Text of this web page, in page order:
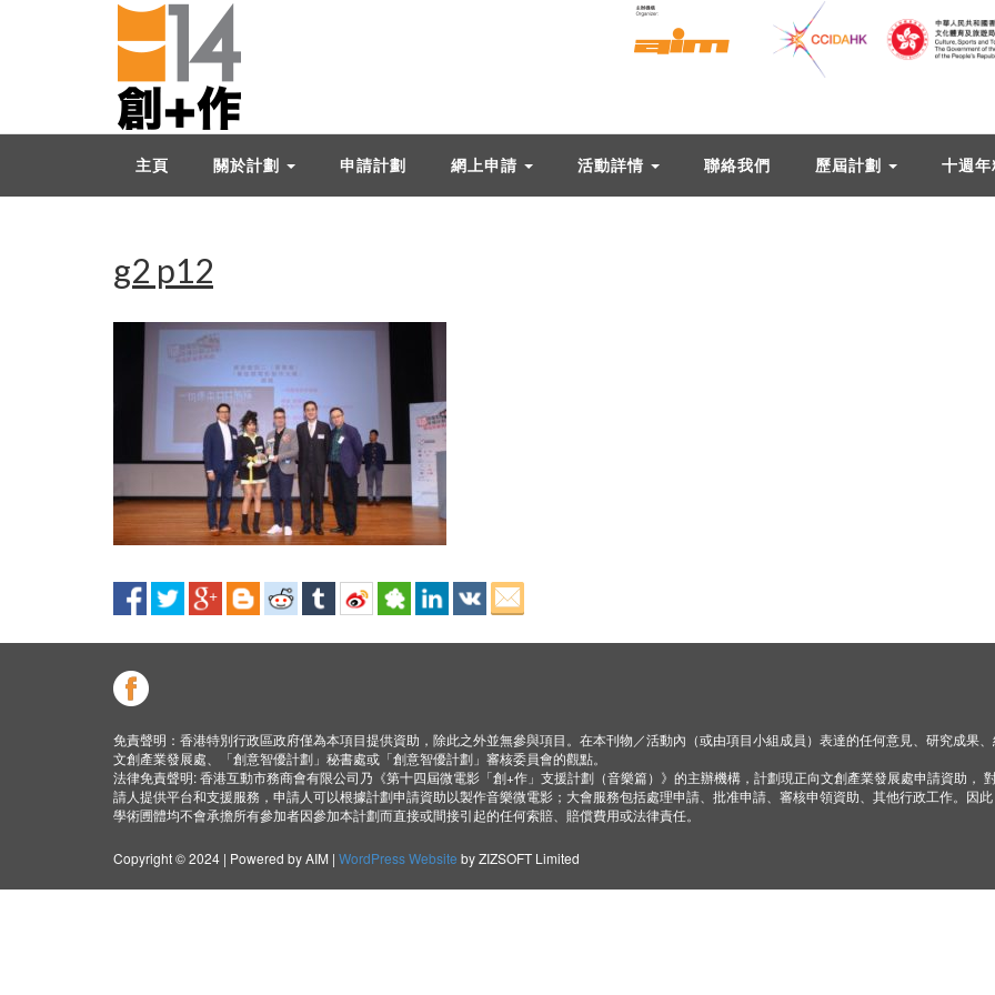
主頁 關於計劃 申請計劃 網上申請 活動詳情 聯絡我們 歷屆計劃 十週
g2 p12
免責聲明：香港特別行政區政府僅為本項目提供資助，除此之外並無參與項目。在本刊物／活動內（或由項目小組成員）表達的任何意見、研究成果
文創產業發展處、「創意智優計劃」秘書處或「創意智優計劃」審核委員會的觀點。
法律免責聲明: 香港互動市務商會有限公司乃《第十四屆微電影「創+作」支援計劃（音樂篇）》的主辦機構，計劃現正向文創產業發展處申請資助，
請人提供平台和支援服務，申請人可以根據計劃申請資助以製作音樂微電影；大會服務包括處理申請、批准申請、審核申領資助、其他行政工作。因
學術圑體均不會承擔所有參加者因參加本計劃而直接或間接引起的任何索賠、賠償費用或法律責任。
Copyright © 2024 | Powered by AIM | WordPress Website by ZIZSOFT Limited